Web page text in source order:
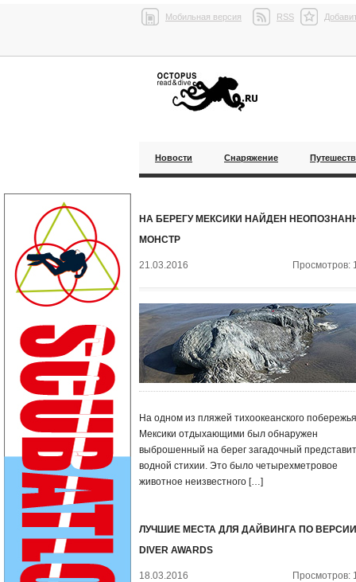
Мобильная версия RSS
Новости Снаряжение
НА БЕРЕГУ МЕКСИКИ НАЙДЕН
МОНСТР
21.03.2016 Просмотров:
На одном из пляжей тихоокеанского побережья
Мексики отдыхающими был обнаружен
выброшенный на берег загадочный
водной стихии. Это было четырехметровое
животное неизвестного […]
ЛУЧШИЕ МЕСТА ДЛЯ ДАЙВИНГА ПО ВЕРСИИ
DIVER AWARDS
18.03.2016 Просмотров: